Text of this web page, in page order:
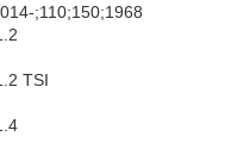
;110;150;1968
TSI